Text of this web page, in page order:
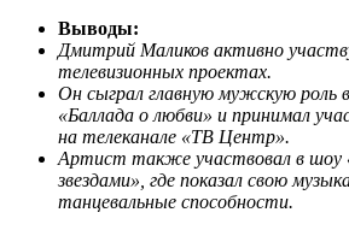
Выводы:
Дмитрий Маликов активно
телевизионных проектах.
Он сыграл главную мужскую роль
«Баллада о любви» и принимал
на телеканале «ТВ Центр».
Артист также участвовал в шоу
звездами», где показал свою
танцевальные способности.